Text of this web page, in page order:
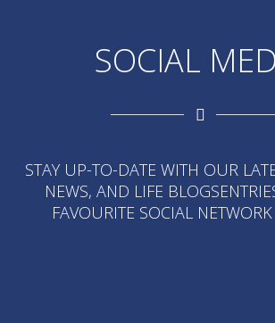
SOCIAL
STAY UP-TO-DATE WITH OUR
NEWS, AND LIFE
FAVOURITE SOCIAL NETWORK